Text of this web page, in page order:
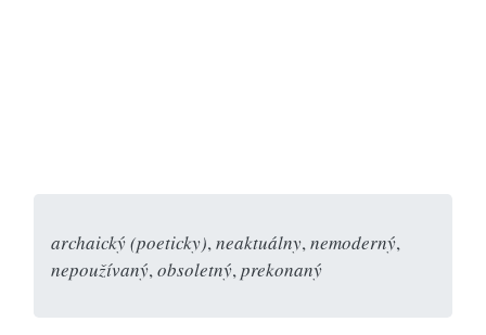
archaický (poeticky), neaktuálny, nemoderný,
nepoužívaný, obsoletný, prekonaný